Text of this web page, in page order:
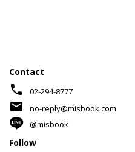
Contact
phone 02-294-8777
mail
no-reply@misbook.com
@misbook
Follow